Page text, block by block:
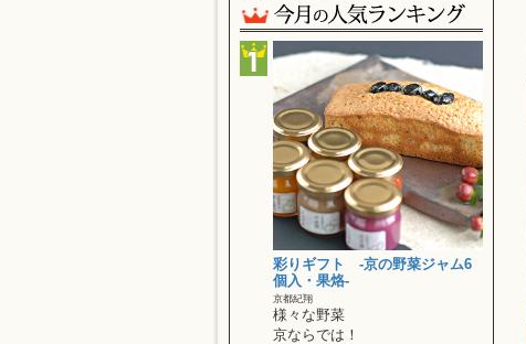
彩りギフト ‐京の野菜ジャム6
個入・果烙‐
京都紀翔
様々な野菜
京ならでは！